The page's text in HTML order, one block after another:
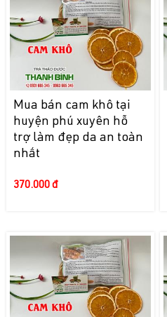
Mua bán cam khô tại
huyện phú xuyên hỗ
trợ làm đẹp da an toàn
nhất
370.000 đ